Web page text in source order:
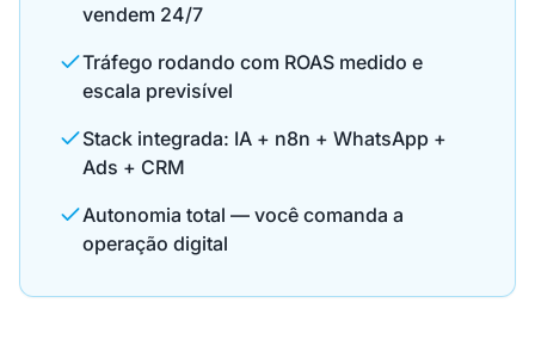
vendem 24/7
Tráfego rodando com ROAS medido e
escala previsível
Stack integrada: IA + n8n + WhatsApp +
Ads + CRM
Autonomia total — você comanda a
operação digital